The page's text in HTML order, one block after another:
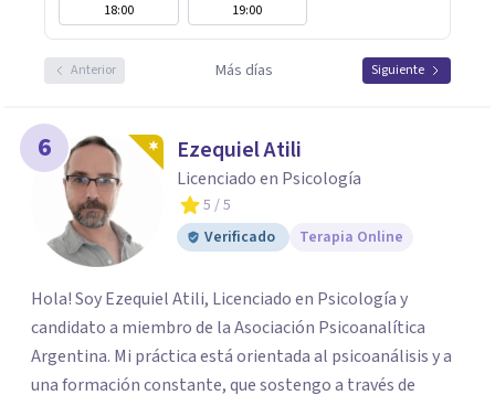
18:00 19:00
Anterior Más días Siguiente
6 Ezequiel Atili
Licenciado en Psicología
5 / 5
Verificado
Terapia Online
Hola! Soy Ezequiel Atili, Licenciado en Psicología y
candidato a miembro de la Asociación Psicoanalítica
Argentina. Mi práctica está orientada al psicoanálisis y a
una formación constante, que sostengo a través de